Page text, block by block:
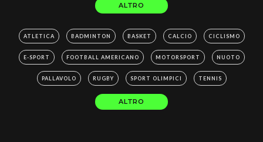
ALTRO
ATLETICA BADMINTON BASKET CALCIO CICLISMO
E-SPORT FOOTBALL AMERICANO MOTORSPORT NUOTO
PALLAVOLO RUGBY SPORT OLIMPICI TENNIS
ALTRO